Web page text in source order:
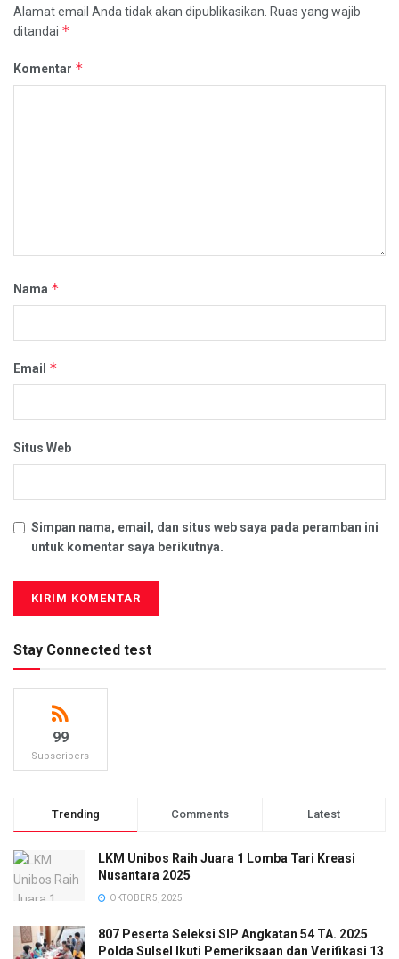
Alamat email Anda tidak akan dipublikasikan. Ruas yang wajib
ditandai *
Komentar *
Nama *
Email *
Situs Web
Simpan nama, email, dan situs web saya pada peramban ini
untuk komentar saya berikutnya.
Stay Connected test
99
Subscribers
Trending Comments Latest
LKM Unibos Raih Juara 1 Lomba Tari Kreasi
Nusantara 2025
OKTOBER 5, 2025
807 Peserta Seleksi SIP Angkatan 54 TA. 2025
Polda Sulsel Ikuti Pemeriksaan dan Verifikasi 13